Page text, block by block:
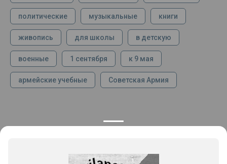
политические музыкальные книги
живопись для школы в детскую
военные 1 сентября к 9 мая
армейские учебные Советская Армия